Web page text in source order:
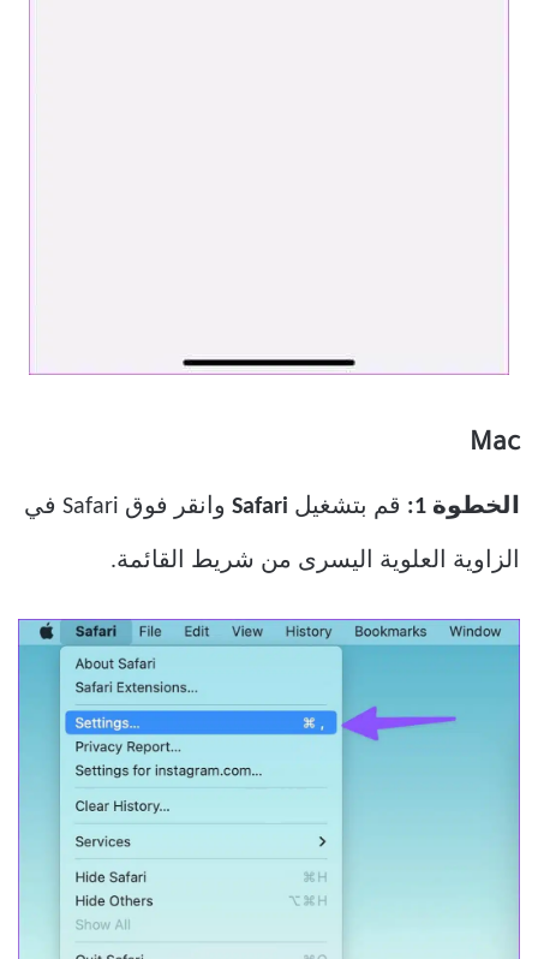
Mac
الخطوة 1: قم بتشغيل Safari وانقر فوق Safari في
الزاوية العلوية اليسرى من شريط القائمة.